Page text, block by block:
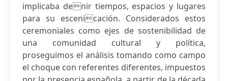
implicaba denir tiempos, espacios y lugares
para su escenicación. Considerados estos
ceremoniales como ejes de sostenibilidad de
una comunidad cultural y política,
proseguimos el análisis tomando como campo
el choque con referentes diferentes, impuestos